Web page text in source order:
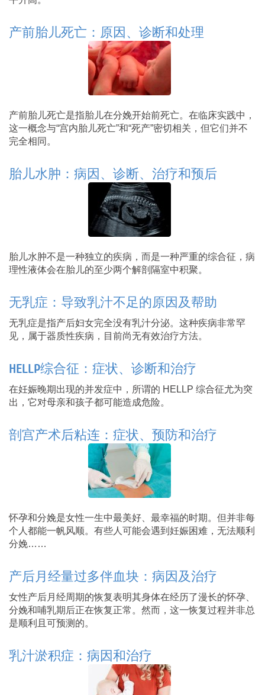
产前胎儿死亡：原因、诊断和处理
产前胎儿死亡是指胎儿在分娩开始前死亡。在临床实践中，
这一概念与“宫内胎儿死亡”和“死产”密切相关，但它们并不
完全相同。
胎儿水肿：病因、诊断、治疗和预后
胎儿水肿不是一种独立的疾病，而是一种严重的综合征，病
理性液体会在胎儿的至少两个解剖隔室中积聚。
无乳症：导致乳汁不足的原因及帮助
无乳症是指产后妇女完全没有乳汁分泌。这种疾病非常罕
见，属于器质性疾病，目前尚无有效治疗方法。
HELLP综合征：症状、诊断和治疗
在妊娠晚期出现的并发症中，所谓的 HELLP 综合征尤为突
出，它对母亲和孩子都可能造成危险。
剖宫产术后粘连：症状、预防和治疗
怀孕和分娩是女性一生中最美好、最幸福的时期。但并非每
个人都能一帆风顺。有些人可能会遇到妊娠困难，无法顺利
分娩……
产后月经量过多伴血块：病因及治疗
女性产后月经周期的恢复表明其身体在经历了漫长的怀孕、
分娩和哺乳期后正在恢复正常。然而，这一恢复过程并非总
是顺利且可预测的。
乳汁淤积症：病因和治疗